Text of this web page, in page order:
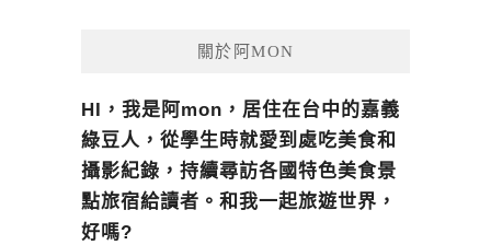
關於阿MON
HI，我是阿mon，居住在台中的嘉義
綠豆人，從學生時就愛到處吃美食和
攝影紀錄，持續尋訪各國特色美食景
點旅宿給讀者。和我一起旅遊世界，
好嗎?